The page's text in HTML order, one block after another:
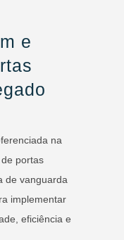
e
na
portas
de vanguarda
implementar
eficiência e